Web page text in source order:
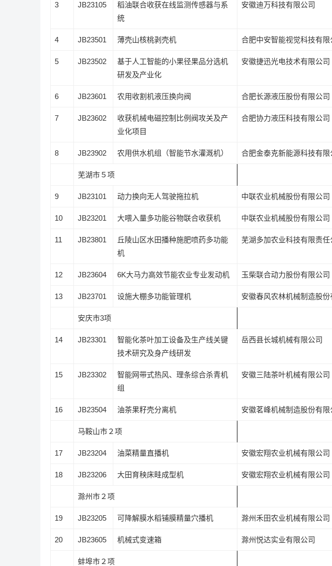
3 JB23105
稻油联合收获在线监测传感器与系
统
安徽迪万科技有限公司
4 JB23501 薄壳山核桃剥壳机 合肥中安智能视觉科技有限
5 JB23502
基于人工智能的小果径果品分选机
研发及产业化
安徽捷迅光电技术有限公司
6 JB23601 农用收割机液压换向阀 合肥长源液压股份有限公司
7 JB23602
收获机械电磁控制比例阀攻关及产
业化项目
合肥协力液压科技有限公司
8 JB23902 农用供水机组（智能节水灌溉机） 合肥金泰克新能源科技有限
芜湖市５项
9 JB23101 动力换向无人驾驶拖拉机 中联农业机械股份有限公司
10 JB23201 大喂入量多功能谷物联合收获机 中联农业机械股份有限公司
11 JB23801
丘陵山区水田播种施肥喷药多功能
机
芜湖多加农业科技有限责任
12 JB23604 6K大马力高效节能农业专业发动机 玉柴联合动力股份有限公司
13 JB23701 设施大棚多功能管理机 安徽春风农林机械制造股份
安庆市3项
14 JB23301
智能化茶叶加工设备及生产线关键
技术研究及身产线研发
岳西县长城机械有限公司
15 JB23302
智能网带式热风、理条综合杀青机
组
安徽三陆茶叶机械有限公司
16 JB23504 油茶果籽壳分离机 安徽茗峰机械制造股份有限
马鞍山市２项
17 JB23204 油菜精量直播机 安徽宏翔农业机械有限公司
18 JB23206 大田育秧床畦成型机 安徽宏翔农业机械有限公司
滁州市２项
19 JB23205 可降解膜水稻铺膜精量穴播机 滁州禾田农业机械有限公司
20 JB23605 机械式变速箱 滁州悦达实业有限公司
蚌埠市２项